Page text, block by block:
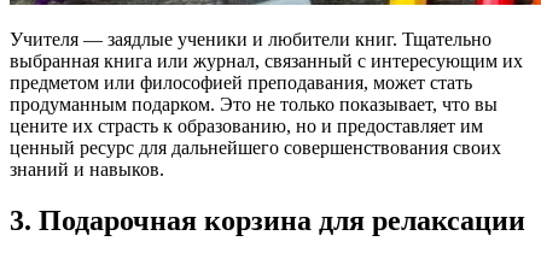
Учителя — заядлые ученики и любители книг. Тщательно
выбранная книга или журнал, связанный с интересующим их
предметом или философией преподавания, может стать
продуманным подарком. Это не только показывает, что вы
цените их страсть к образованию, но и предоставляет им
ценный ресурс для дальнейшего совершенствования своих
знаний и навыков.
3. Подарочная корзина для релаксации